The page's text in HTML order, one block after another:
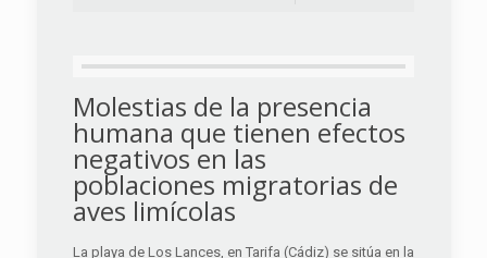
Molestias de la presencia
humana que tienen efectos
negativos en las
poblaciones migratorias de
aves limícolas
La playa de Los Lances, en Tarifa (Cádiz) se sitúa en la